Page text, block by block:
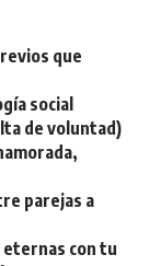
que
social
de voluntad)
parejas a
con tu